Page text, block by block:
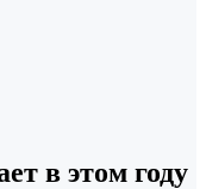
в этом году